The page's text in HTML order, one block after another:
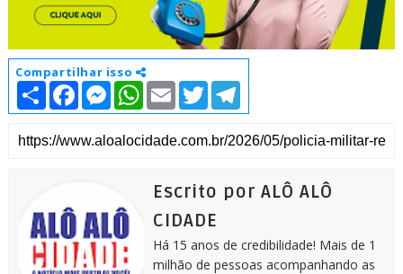
Compartilhar isso
S
h
a
e
F
c
b
M
e
s
e
W
h
a
t
s
E
m
a
l
T
i
t
t
T
l
e
g
m
Escrito por ALÔ ALÔ
CIDADE
Há 15 anos de credibilidade! Mais de 1
milhão de pessoas acompanhando as